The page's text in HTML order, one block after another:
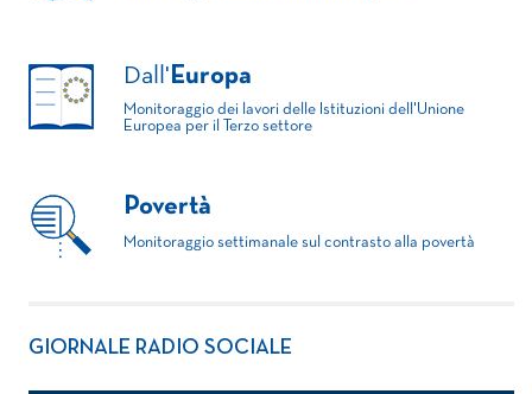
Dall' Europa
Monitoraggio dei lavori delle Istituzioni dell'Unione
Europea per il Terzo settore
Povertà
Monitoraggio settimanale sul contrasto alla povertà
GIORNALE RADIO SOCIALE